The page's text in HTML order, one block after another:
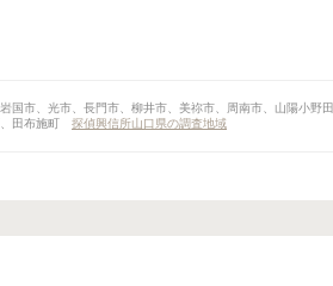
国市、光市、長門市、柳井市、美祢市、周南市、山陽小野田
、田布施町 探偵興信所山口県の調査地域